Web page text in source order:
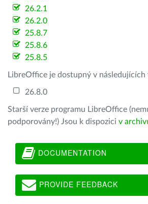
26.2.1
26.2.0
25.8.7
25.8.6
25.8.5
LibreOffice je dostupný v následujících
26.8.0
Starší verze programu LibreOffice
podporovány!) Jsou k dispozici v
DOCUMENTATION
PROVIDE FEEDBACK